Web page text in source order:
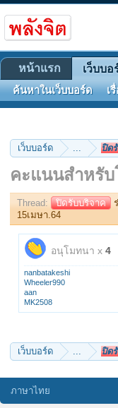
เว็บบอร์ด ... ปิด
คะแนนสำหรั
Thread: ปิดรับบริจาค
15เมษา.64
อนุโมทนา x 4
nanbatakeshi
Wheeler990
aan
MK2508
เว็บบอร์ด ... ปิด
หน้าแรก เว็บบอ
ค้นหาในเว็บบอร์ด เ
ภาษาไทย